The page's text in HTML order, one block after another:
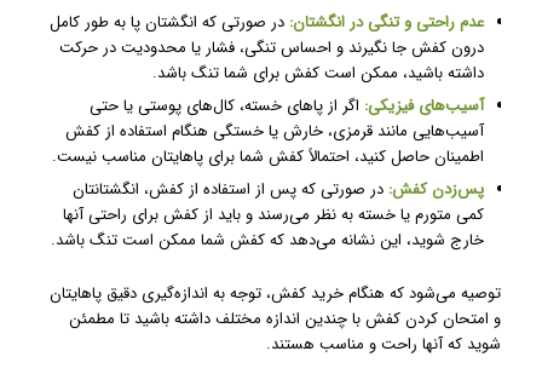
عدم راحتی و تنگی در انگشتان: در صورتی که انگشتان پا به طور کامل
درون کفش جا نگیرند و احساس تنگی، فشار یا محدودیت در حرکت
داشته باشید، ممکن است کفش برای شما تنگ باشد.
آسیب‌های فیزیکی: اگر از پاهای خسته، کال‌های پوستی یا حتی
آسیب‌هایی مانند قرمزی، خارش یا خستگی هنگام استفاده از کفش
اطمینان حاصل کنید، احتمالاً کفش شما برای پاهایتان مناسب نیست.
پس‌زدن کفش: در صورتی که پس از استفاده از کفش، انگشتانتان
کمی متورم یا خسته به نظر می‌رسند و باید از کفش برای راحتی آنها
خارج شوید، این نشانه می‌دهد که کفش شما ممکن است تنگ باشد.
توصیه می‌شود که هنگام خرید کفش، توجه به اندازه‌گیری دقیق پاهایتان
و امتحان کردن کفش با چندین اندازه مختلف داشته باشید تا مطمئن
شوید که آنها راحت و مناسب هستند.